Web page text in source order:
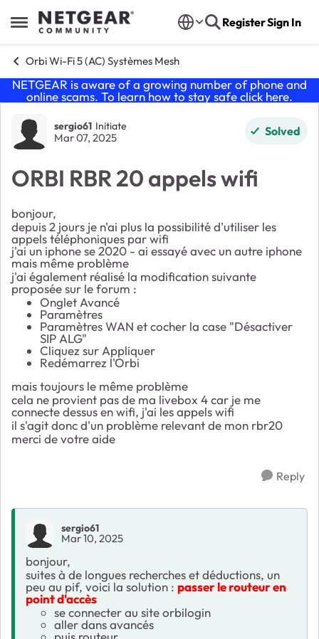
Open Side Menu
Skip to content RegisterSign In
Orbi Wi-Fi 5 (AC) Systèmes Mesh
NETGEAR is aware of a growing number of phone and
online scams. To learn how to stay safe click here.
Forum Discussion
sergio61 Initiate
Mar 07, 2025 Solved
ORBI RBR 20 appels wifi
bonjour,
depuis 2 jours je n'ai plus la possibilité d'utiliser les
appels téléphoniques par wifi
j'ai un iphone se 2020 - ai essayé avec un autre iphone
mais même problème
j'ai également réalisé la modification suivante
proposée sur le forum :
Onglet Avancé
Paramètres
Paramètres WAN et cocher la case "Désactiver
SIP ALG"
Cliquez sur Appliquer
Redémarrez l'Orbi
mais toujours le même problème
cela ne provient pas de ma livebox 4 car je me
connecte dessus en wifi, j'ai les appels wifi
il s'agit donc d'un problème relevant de mon rbr20
merci de votre aide
Reply
sergio61
Mar 10, 2025
bonjour,
suites à de longues recherches et déductions, un
peu au pif, voici la solution : passer le routeur en
point d'accès
se connecter au site orbilogin
aller dans avancés